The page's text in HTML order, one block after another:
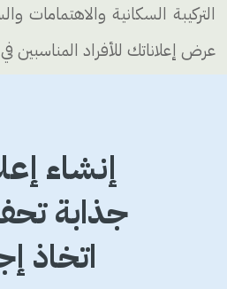
التركيبة السكانية
عرض إعلاناتك للأفراد
إنشاء
جذابة
اتخاذ